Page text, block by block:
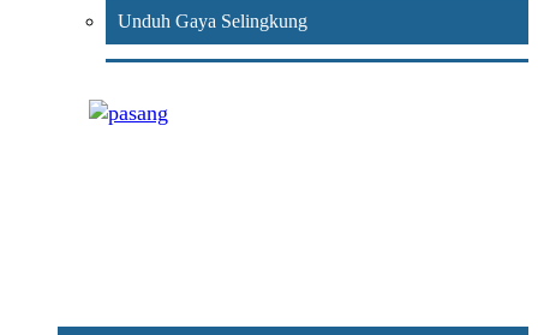
Unduh Gaya Selingkung